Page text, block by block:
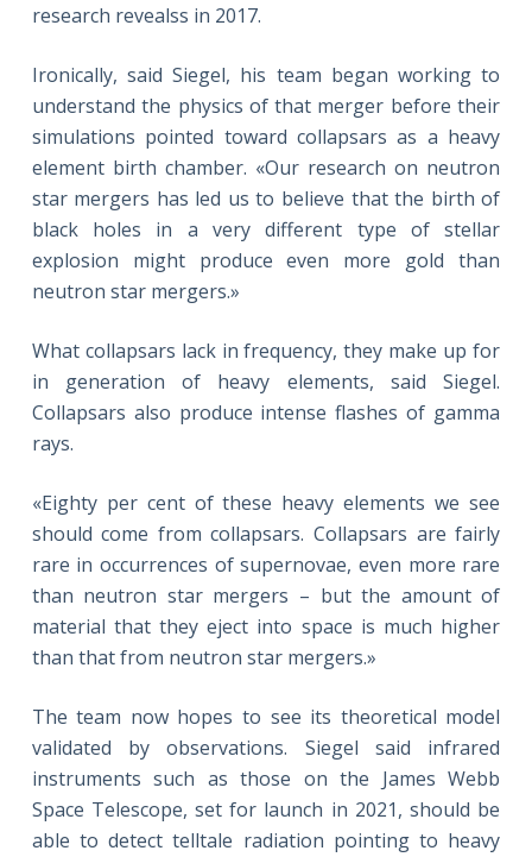
research revealss in 2017.
Ironically, said Siegel, his team began working to
understand the physics of that merger before their
simulations pointed toward collapsars as a heavy
element birth chamber. «Our research on neutron
star mergers has led us to believe that the birth of
black holes in a very different type of stellar
explosion might produce even more gold than
neutron star mergers.»
What collapsars lack in frequency, they make up for
in generation of heavy elements, said Siegel.
Collapsars also produce intense flashes of gamma
rays.
«Eighty per cent of these heavy elements we see
should come from collapsars. Collapsars are fairly
rare in occurrences of supernovae, even more rare
than neutron star mergers – but the amount of
material that they eject into space is much higher
than that from neutron star mergers.»
The team now hopes to see its theoretical model
validated by observations. Siegel said infrared
instruments such as those on the James Webb
Space Telescope, set for launch in 2021, should be
able to detect telltale radiation pointing to heavy